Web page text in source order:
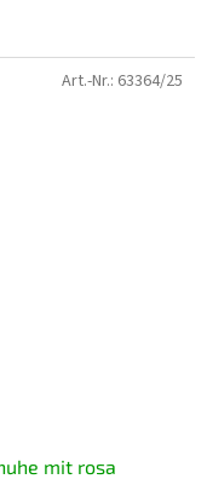
mit rosa
Art.-Nr.: 63364/25